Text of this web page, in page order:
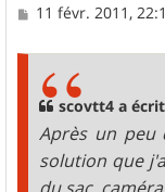
M11 févr. 2011,
scovtt4 a
Après un peu
solution que